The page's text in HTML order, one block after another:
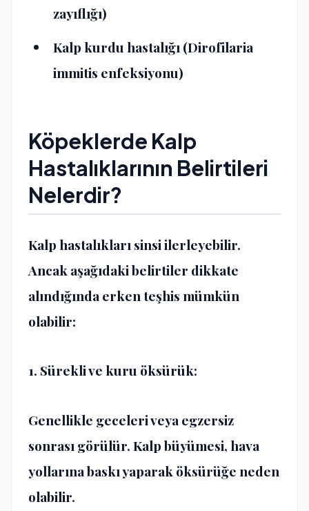
zayıflığı)
Kalp kurdu hastalığı (Dirofilaria
immitis enfeksiyonu)
Köpeklerde Kalp
Hastalıklarının Belirtileri
Nelerdir?
Kalp hastalıkları sinsi ilerleyebilir.
Ancak aşağıdaki belirtiler dikkate
alındığında erken teşhis mümkün
olabilir:
1. Sürekli ve kuru öksürük:
Genellikle geceleri veya egzersiz
sonrası görülür. Kalp büyümesi, hava
yollarına baskı yaparak öksürüğe neden
olabilir.